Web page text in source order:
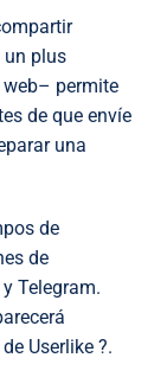
un plus
permite
de que envíe
una
de
de
Telegram.
Userlike ?.